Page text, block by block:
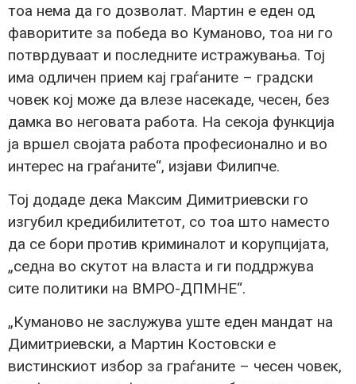
тоа нема да го дозволат. Мартин е еден од
фаворитите за победа во Куманово, тоа ни го
потврдуваат и последните истражувања. Тој
има одличен прием кај граѓаните – градски
човек кој може да влезе насекаде, чесен, без
дамка во неговата работа. На секоја функција
ја вршел својата работа професионално и во
интерес на граѓаните“, изјави Филипче.
Тој додаде дека Максим Димитриевски го
изгубил кредибилитетот, со тоа што наместо
да се бори против криминалот и корупцијата,
„седна во скутот на власта и ги поддржува
сите политики на ВМРО-ДПМНЕ“.
„Куманово не заслужува уште еден мандат на
Димитриевски, а Мартин Костовски е
вистинскиот избор за граѓаните – чесен човек,